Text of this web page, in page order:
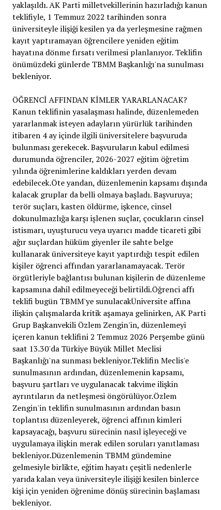
yaklaşıldı. AK Parti milletvekillerinin hazırladığı kanun
teklifiyle, 1 Temmuz 2022 tarihinden sonra
üniversiteyle ilişiği kesilen ya da yerleşmesine rağmen
kayıt yaptıramayan öğrencilere yeniden eğitim
hayatına dönme fırsatı verilmesi planlanıyor. Teklifin
önümüzdeki günlerde TBMM Başkanlığı'na sunulması
bekleniyor.
ÖĞRENCİ AFFINDAN KİMLER YARARLANACAK?
Kanun teklifinin yasalaşması halinde, düzenlemeden
yararlanmak isteyen adayların yürürlük tarihinden
itibaren 4 ay içinde ilgili üniversitelere başvuruda
bulunması gerekecek. Başvuruların kabul edilmesi
durumunda öğrenciler, 2026-2027 eğitim öğretim
yılında öğrenimlerine kaldıkları yerden devam
edebilecek.Öte yandan, düzenlemenin kapsamı dışında
kalacak gruplar da belli olmaya başladı. Başvuruya;
terör suçları, kasten öldürme, işkence, cinsel
dokunulmazlığa karşı işlenen suçlar, çocukların cinsel
istismarı, uyuşturucu veya uyarıcı madde ticareti gibi
ağır suçlardan hüküm giyenler ile sahte belge
kullanarak üniversiteye kayıt yaptırdığı tespit edilen
kişiler öğrenci affından yararlanamayacak. Terör
örgütleriyle bağlantısı bulunan kişilerin de düzenleme
kapsamına dahil edilmeyeceği belirtildi.Öğrenci affı
teklifi bugün TBMM'ye sunulacakÜniversite affına
ilişkin çalışmalarda kritik aşamaya gelinirken, AK Parti
Grup Başkanvekili Özlem Zengin'in, düzenlemeyi
içeren kanun teklifini 2 Temmuz 2026 Perşembe günü
saat 13.30'da Türkiye Büyük Millet Meclisi
Başkanlığı'na sunması bekleniyor.Teklifin Meclis'e
sunulmasının ardından, düzenlemenin kapsamı,
başvuru şartları ve uygulanacak takvime ilişkin
ayrıntıların da netleşmesi öngörülüyor.Özlem
Zengin'in teklifin sunulmasının ardından basın
toplantısı düzenleyerek, öğrenci affının kimleri
kapsayacağı, başvuru sürecinin nasıl işleyeceği ve
uygulamaya ilişkin merak edilen soruları yanıtlaması
bekleniyor.Düzenlemenin TBMM gündemine
gelmesiyle birlikte, eğitim hayatı çeşitli nedenlerle
yarıda kalan veya üniversiteyle ilişiği kesilen binlerce
kişi için yeniden öğrenime dönüş sürecinin başlaması
bekleniyor.